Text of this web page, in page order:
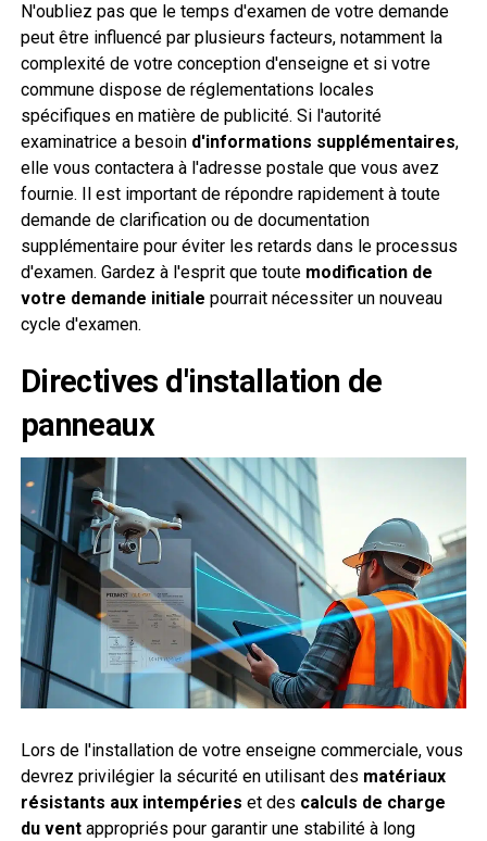
N'oubliez pas que le temps d'examen de votre demande
peut être influencé par plusieurs facteurs, notamment la
complexité de votre conception d'enseigne et si votre
commune dispose de réglementations locales
spécifiques en matière de publicité. Si l'autorité
examinatrice a besoin d'informations supplémentaires,
elle vous contactera à l'adresse postale que vous avez
fournie. Il est important de répondre rapidement à toute
demande de clarification ou de documentation
supplémentaire pour éviter les retards dans le processus
d'examen. Gardez à l'esprit que toute modification de
votre demande initiale pourrait nécessiter un nouveau
cycle d'examen.
Directives d'installation de
panneaux
Lors de l'installation de votre enseigne commerciale, vous
devrez privilégier la sécurité en utilisant des matériaux
résistants aux intempéries et des calculs de charge
du ventappropriés pour garantir une stabilité à long